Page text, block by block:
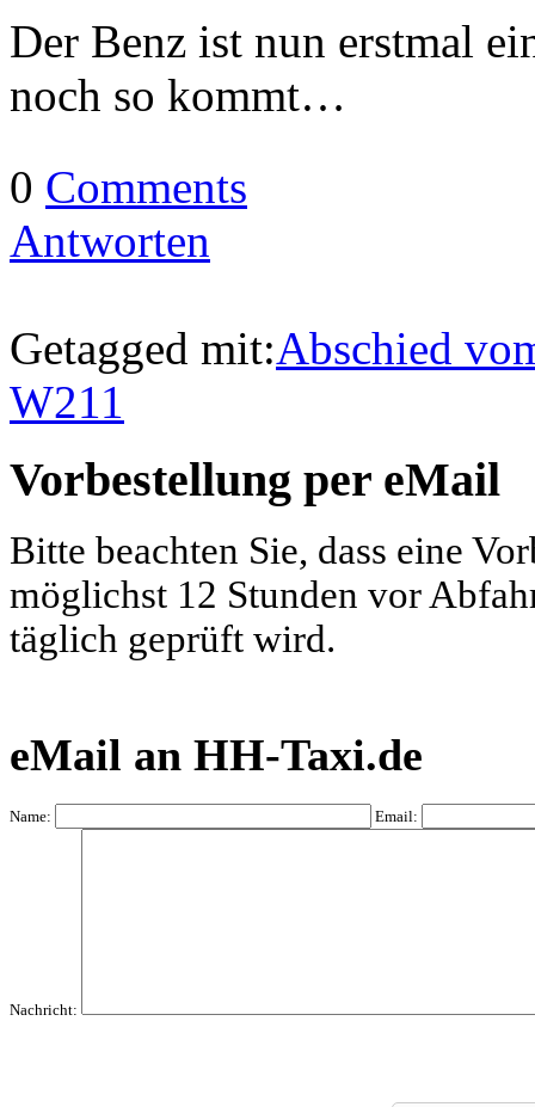
Der Benz ist nun erstmal
noch so kommt…
0 Comments
Antworten
Getagged mit:Abschied
W211
Vorbestellung per eMail
Bitte beachten Sie, dass eine
möglichst 12 Stunden vor
täglich geprüft wird.
eMail an HH-Taxi.de
Name: Email:
Nachricht: